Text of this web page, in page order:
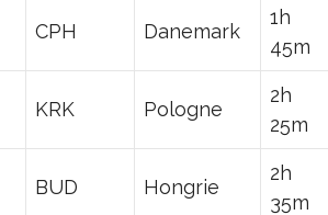
CPH Danemark
1h
45m
KRK Pologne
2h
25m
BUD Hongrie
2h
35m